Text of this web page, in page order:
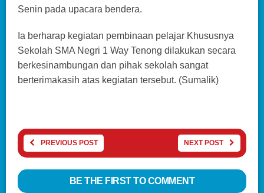
Senin pada upacara bendera.
Ia berharap kegiatan pembinaan pelajar Khususnya
Sekolah SMA Negri 1 Way Tenong dilakukan secara
berkesinambungan dan pihak sekolah sangat
berterimakasih atas kegiatan tersebut. (Sumalik)
PREVIOUS POST NEXT POST
BE THE FIRST TO COMMENT